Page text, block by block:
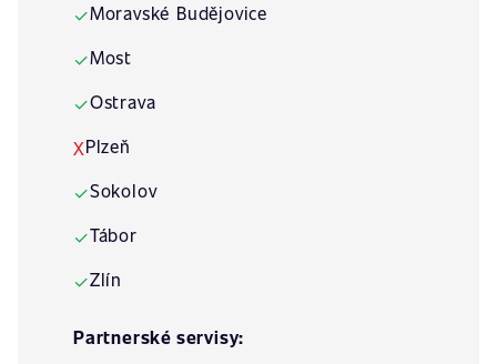
✓Moravské Budějovice
✓Most
✓Ostrava
XPlzeň
✓Sokolov
✓Tábor
✓Zlín
Partnerské servisy: